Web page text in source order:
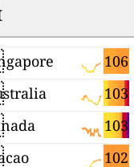
106
103
103
102